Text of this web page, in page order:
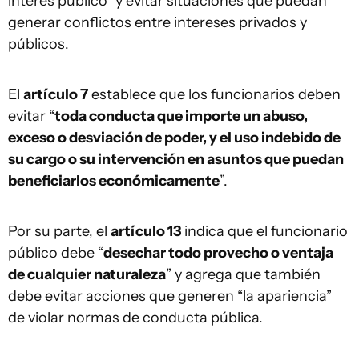
generar conflictos entre intereses privados y
públicos.
El artículo 7establece que los funcionarios deben
evitar “toda conducta que importe un abuso,
exceso o desviación de poder, y el uso indebido de
su cargo o su intervención en asuntos que puedan
beneficiarlos económicamente”.
Por su parte, el artículo 13 indica que el funcionario
público debe “desechar todo provecho o ventaja
de cualquier naturaleza” y agrega que también
debe evitar acciones que generen “la apariencia”
de violar normas de conducta pública.